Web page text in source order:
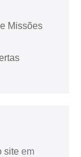
Missões
site em